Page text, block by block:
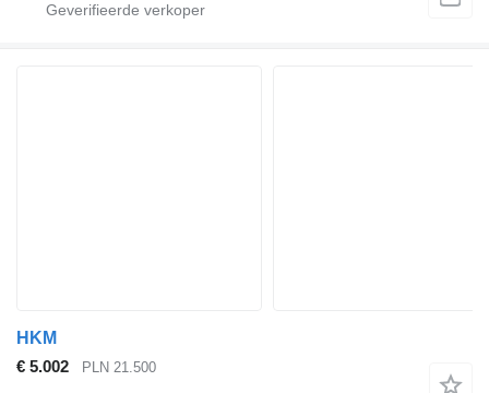
HKM
€ 5.002
PLN 21.500